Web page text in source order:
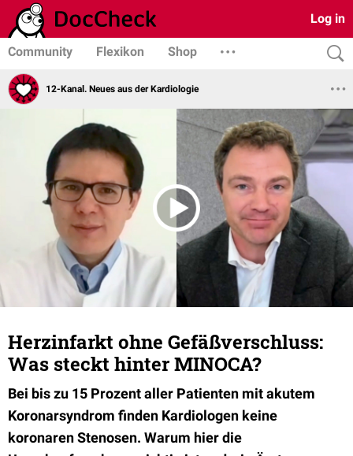
Log in
Community Flexikon Shop
12-Kanal. Neues aus der Kardiologie
Herzinfarkt ohne Gefäßverschluss:
Was steckt hinter MINOCA?
Bei bis zu 15 Prozent aller Patienten mit akutem
Koronarsyndrom finden Kardiologen keine
koronaren Stenosen. Warum hier die